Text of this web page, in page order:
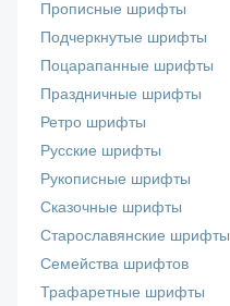
Прописные шрифты
Подчеркнутые шрифты
Поцарапанные шрифты
Праздничные шрифты
Ретро шрифты
Русские шрифты
Рукописные шрифты
Сказочные шрифты
Старославянские шрифты
Семейства шрифтов
Трафаретные шрифты